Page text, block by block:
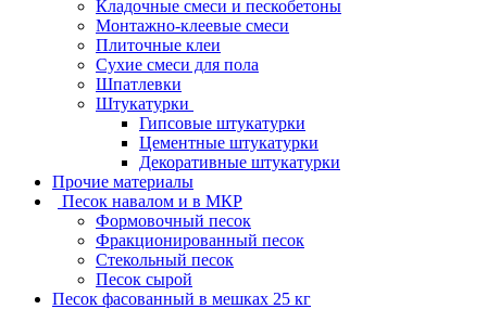
Кладочные смеси и пескобетоны
Монтажно-клеевые смеси
Плиточные клеи
Сухие смеси для пола
Шпатлевки
Штукатурки
Гипсовые штукатурки
Цементные штукатурки
Декоративные штукатурки
Прочие материалы
Песок навалом и в МКР
Формовочный песок
Фракционированный песок
Стекольный песок
Песок сырой
Песок фасованный в мешках 25 кг